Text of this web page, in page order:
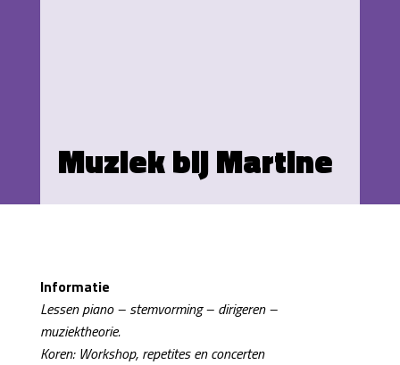
Muziek bij Martine
Informatie
Lessen piano – stemvorming – dirigeren –
muziektheorie.
Koren: Workshop, repetites en concerten